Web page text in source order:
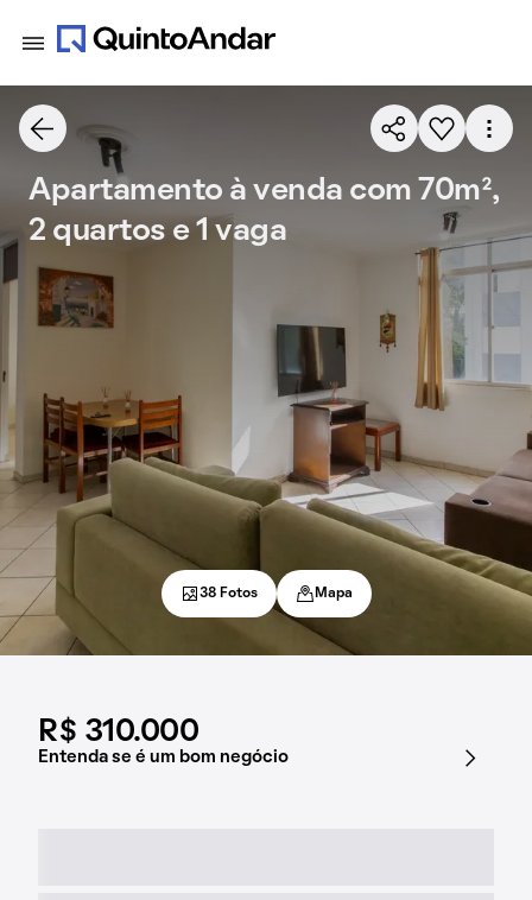
R$ 310.000
Entenda se é um bom negócio
Apartamento à venda com 70m²,
2 quartos e 1 vaga
38 Fotos Mapa